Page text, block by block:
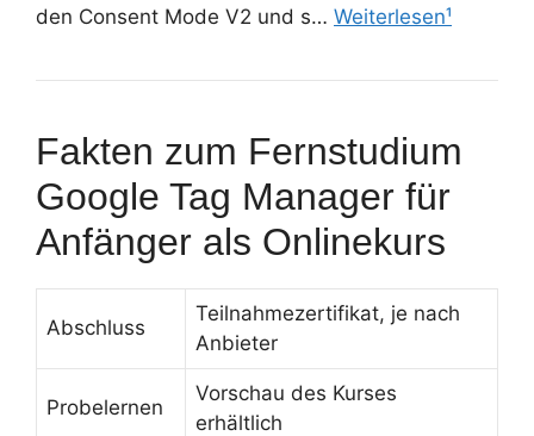
den Consent Mode V2 und s… Weiterlesen¹
Fakten zum Fernstudium
Google Tag Manager für
Anfänger als Onlinekurs
Abschluss
Teilnahmezertifikat, je nach
Anbieter
Probelernen
Vorschau des Kurses
erhältlich